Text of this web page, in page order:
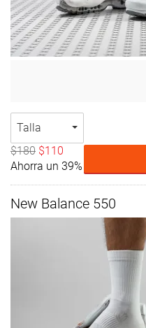
Talla
$180 $110
Ahorra un 39%
New Balance 550